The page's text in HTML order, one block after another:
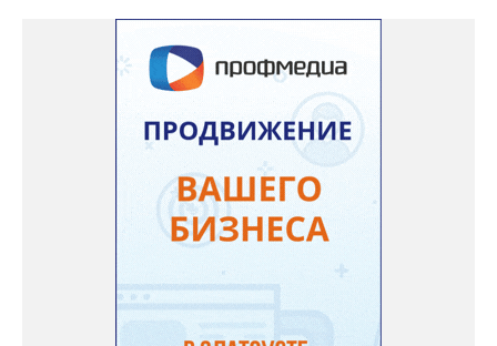
отметили и недочёты. «Например, управляющие компании
несвоевременно приняли меры для предотвращения
“перемерзания” общей домовой тепловой сети
многоквартирного дома, отсутствовало взаимодействие с
ресурсоснабжающей организацией, ЕДДС и иными службами»,
— сообщила начальник Главного управления ГЖИ Ирина
Настенко. В следующий раз, рекомендовали в
Госжилинспекции, службы должны действовать слаженно. И
оперативно делиться информацией со всеми
заинтересованными – от поставщика тепла до конечных